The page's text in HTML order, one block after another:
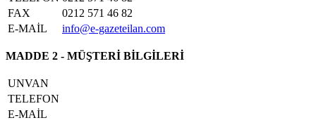
FAX
0212 571 46 82
E-MAİL
info@e-gazeteilan.com
MADDE 2 - MÜŞTERİ BİLGİLERİ
UNVAN
TELEFON
E-MAİL